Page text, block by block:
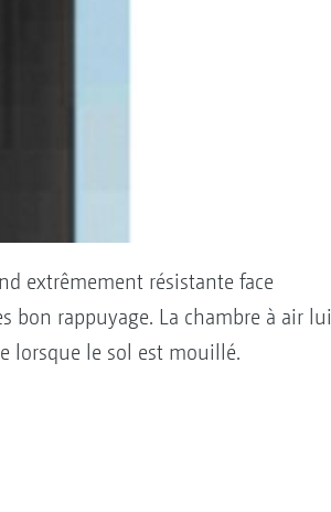
extrêmement résistante face
bon rappuyage. La chambre à air lui
lorsque le sol est mouillé.